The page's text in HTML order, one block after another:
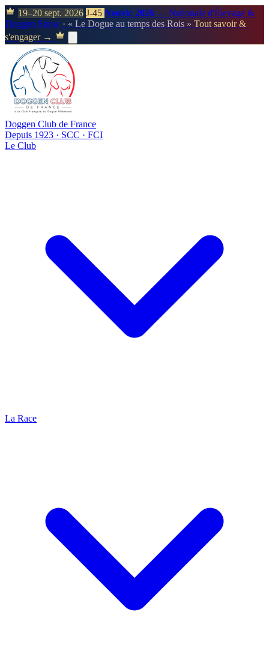
19–20 sept. 2026 J-45 Neuvic 2026 — Nationale d'Élevage &
Doggen Show · « Le Dogue au temps des Rois » Tout savoir &
s'engager →
Doggen Club de France
Depuis 1923 · SCC · FCI
Le Club
La Race